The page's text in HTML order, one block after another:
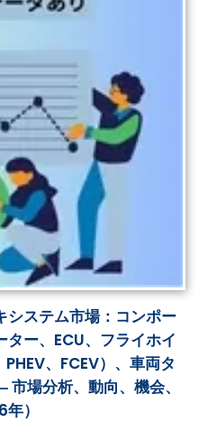
システム市場：コンポー
ー、ECU、フライホイ
、FCEV）、車両タ
場分析、動向、機会、
）